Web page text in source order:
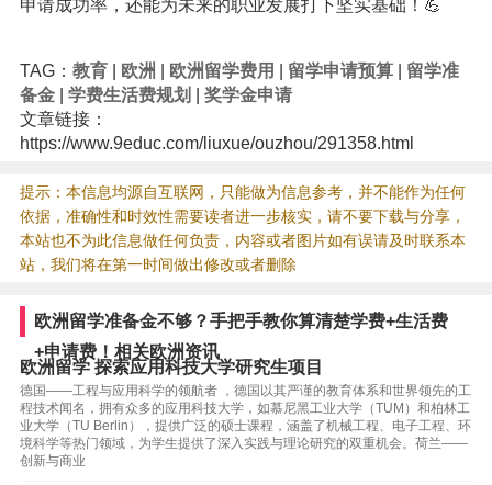
申请成功率，还能为未来的职业发展打下坚实基础！💪
TAG： 教育| 欧洲 欧洲留学费用 留学申请预算| 留学准
备金| 学费生活费规划
奖学金申请
文章链接：
https://www.9educ.com/liuxue/ouzhou/291358.html
提示：本信息均源自互联网，只能做为信息参考，并不能作为任何
依据，准确性和时效性需要读者进一步核实，请不要下载与分享，
本站也不为此信息做任何负责，内容或者图片如有误请及时联系本
站，我们将在第一时间做出修改或者删除
欧洲留学准备金不够？手把手教你算清楚学费+生活费
+申请费！相关欧洲资讯
欧洲留学 探索应用科技大学研究生项目
德国——工程与应用科学的领航者 ，德国以其严谨的教育体系和世界领先的工
程技术闻名，拥有众多的应用科技大学，如慕尼黑工业大学（TUM）和柏林工
业大学（TU Berlin），提供广泛的硕士课程，涵盖了机械工程、电子工程、环
境科学等热门领域，为学生提供了深入实践与理论研究的双重机会。荷兰——
创新与商业